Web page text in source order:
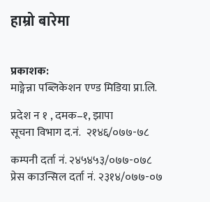
हाम्रो बारेमा
प्रकाशक:
माङ्गेन्ना पब्लिकेशन एण्ड मिडिया प्रा.लि.
प्रदेश न १ , दमक–१, झापा
सूचना विभाग द.नं. २१४६/०७७-७८
कम्पनी दर्ता नं. २४५४५३/०७७-०७८
प्रेस काउन्सिल दर्ता नं. २३१४/०७७-०७